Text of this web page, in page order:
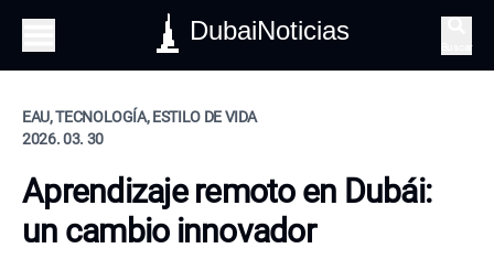
DubaiNoticias
EAU, TECNOLOGÍA, ESTILO DE VIDA
2026. 03. 30
Aprendizaje remoto en Dubái:
un cambio innovador